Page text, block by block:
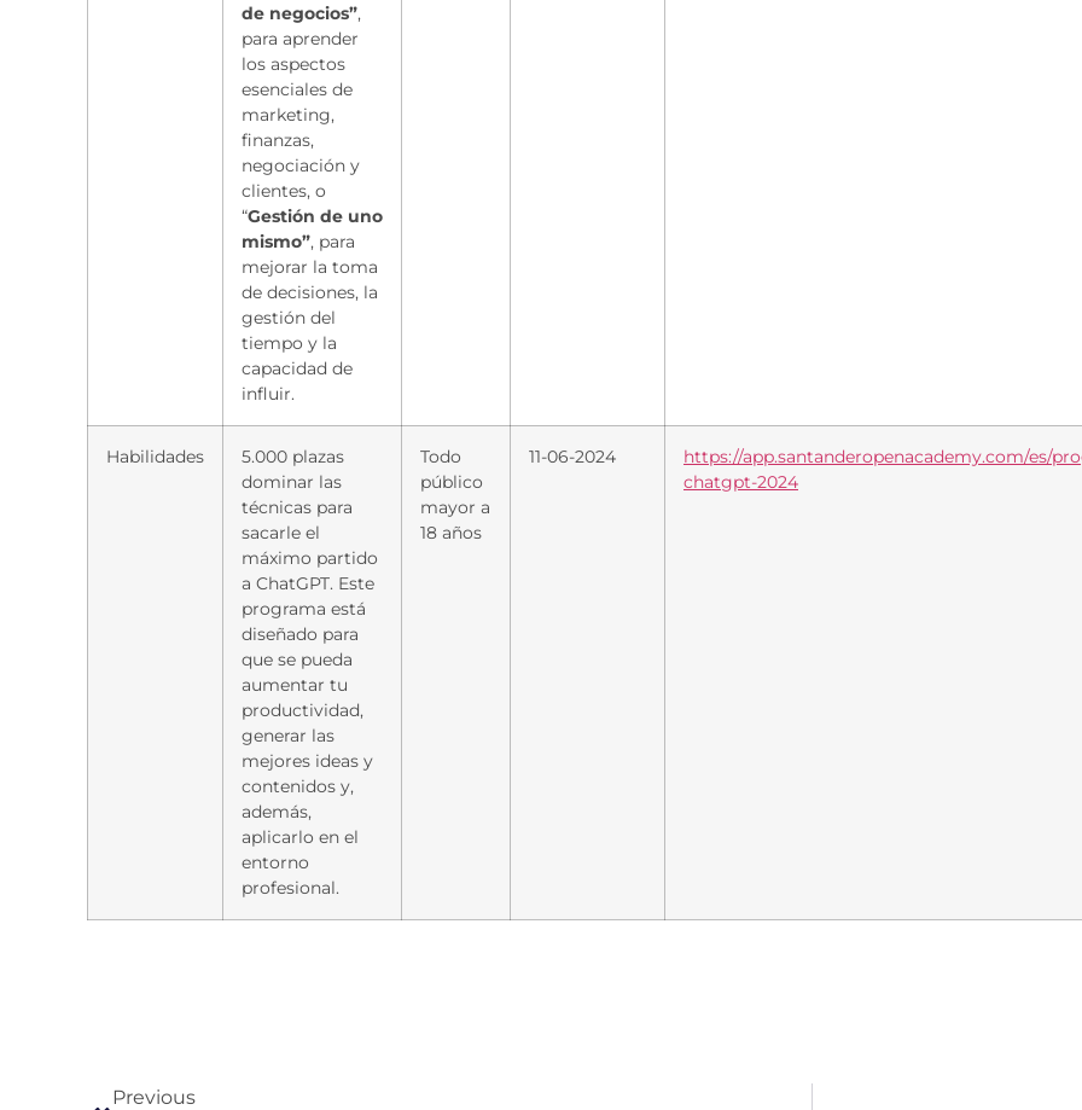
de negocios”,
para aprender
los aspectos
esenciales de
marketing,
finanzas,
negociación y
clientes, o
“Gestión de uno
mismo”, para
mejorar la toma
de decisiones, la
gestión del
tiempo y la
capacidad de
influir.
Habilidades
5.000 plazas
dominar las
técnicas para
sacarle el
máximo partido
a ChatGPT. Este
programa está
diseñado para
que se pueda
aumentar tu
productividad,
generar las
mejores ideas y
contenidos y,
además,
aplicarlo en el
entorno
profesional.
Todo
público
mayor a
18 años
11-06-2024
https://app.santanderopenacademy.com/es/
chatgpt-2024
Previous